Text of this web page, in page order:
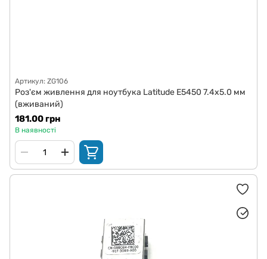
Артикул: ZG106
Роз'єм живлення для ноутбука Latitude E5450 7.4x5.0 мм
(вживаний)
181.00 грн
В наявності